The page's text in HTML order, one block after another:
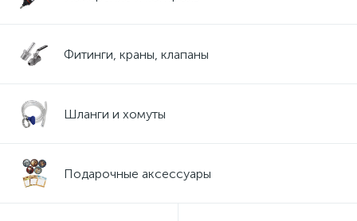
Фитинги, краны, клапаны
Шланги и хомуты
Подарочные аксессуары